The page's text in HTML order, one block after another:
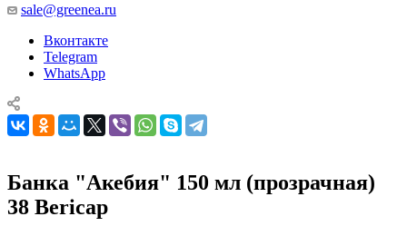
sale@greenea.ru
Вконтакте
Telegram
WhatsApp
Банка "Акебия" 150 мл (прозрачная)
38 Bericap